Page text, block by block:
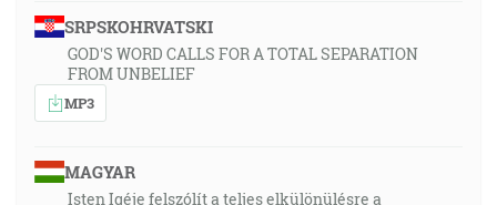
SRPSKOHRVATSKI
GOD'S WORD CALLS FOR A TOTAL SEPARATION
FROM UNBELIEF
MP3
MAGYAR
Isten Igéje felszólít a teljes elkülönülésre a